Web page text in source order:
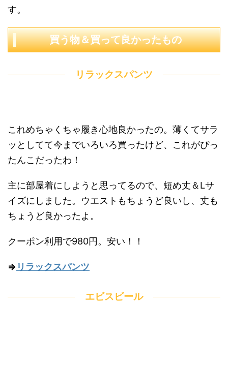
す。
買う物＆買って良かったもの
リラックスパンツ
これめちゃくちゃ履き心地良かったの。薄くてサラ
ッとしてて今までいろいろ買ったけど、これがぴっ
たんこだったわ！
主に部屋着にしようと思ってるので、短め丈＆Lサ
イズにしました。ウエストもちょうど良いし、丈も
ちょうど良かったよ。
クーポン利用で980円。安い！！
⇒ リラックスパンツ
エビスビール